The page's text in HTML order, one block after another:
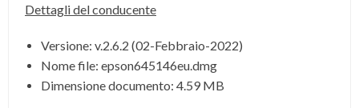
Dettagli del conducente
Versione: v.2.6.2 (02-Febbraio-2022)
Nome file: epson645146eu.dmg
Dimensione documento: 4.59 MB